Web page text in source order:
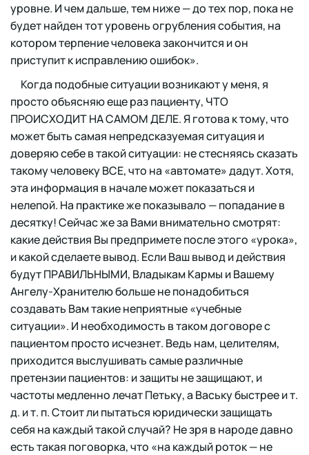
уровне. И чем дальше, тем ниже — до тех пор, пока не
будет найден тот уровень огрубления события, на
котором терпение человека закончится и он
приступит к исправлению ошибок».
Когда подобные ситуации возникают у меня, я
просто объясняю еще раз пациенту, ЧТО
ПРОИСХОДИТ НА САМОМ ДЕЛЕ. Я готова к тому, что
может быть самая непредсказуемая ситуация и
доверяю себе в такой ситуации: не стесняясь сказать
такому человеку ВСЕ, что на «автомате» дадут. Хотя,
эта информация в начале может показаться и
нелепой. На практике же показывало — попадание в
десятку! Сейчас же за Вами внимательно смотрят:
какие действия Вы предпримете после этого «урока»,
и какой сделаете вывод. Если Ваш вывод и действия
будут ПРАВИЛЬНЫМИ, Владыкам Кармы и Вашему
Ангелу-Хранителю больше не понадобиться
создавать Вам такие неприятные «учебные
ситуации». И необходимость в таком договоре с
пациентом просто исчезнет. Ведь нам, целителям,
приходится выслушивать самые различные
претензии пациентов: и защиты не защищают, и
частоты медленно лечат Петьку, а Ваську быстрее и т.
д. и т. п. Стоит ли пытаться юридически защищать
себя на каждый такой случай? Не зря в народе давно
есть такая поговорка, что «на каждый роток — не